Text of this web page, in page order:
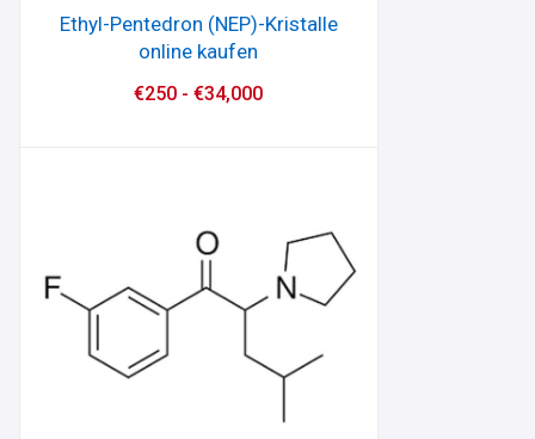
Ethyl-Pentedron (NEP)-Kristalle
online kaufen
€250 -€34,000